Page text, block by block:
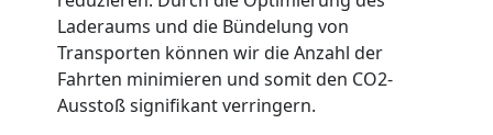
Laderaums und die Bündelung von
Transporten können wir die Anzahl der
Fahrten minimieren und somit den CO2-
Ausstoß signifikant verringern.
Wiener
Neustadt